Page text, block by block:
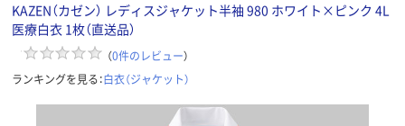
KAZEN（カゼン） レディスジャケット半袖 980 ホワイト×ピンク 4L
医療白衣 1枚（直送品）
（0件のレビュー）
ランキングを見る：白衣（ジャケット）